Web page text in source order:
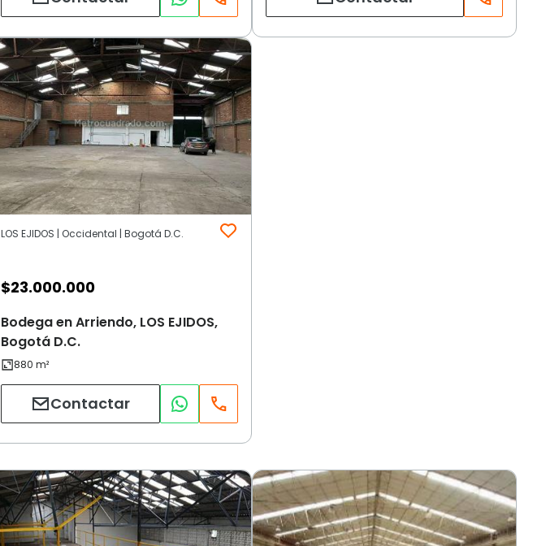
LOS EJIDOS | Occidental | Bogotá D.C.
$23.000.000
Bodega en Arriendo, LOS EJIDOS,
Bogotá D.C.
Contactar